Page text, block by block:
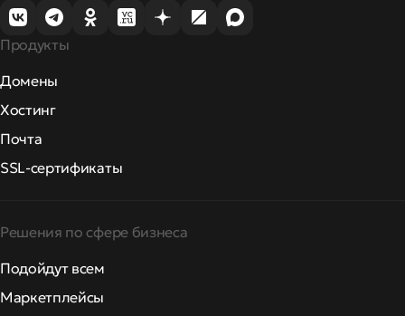
Продукты
Домены
Хостинг
Почта
SSL-сертификаты
Решения по сфере бизнеса
Подойдут всем
Маркетплейсы